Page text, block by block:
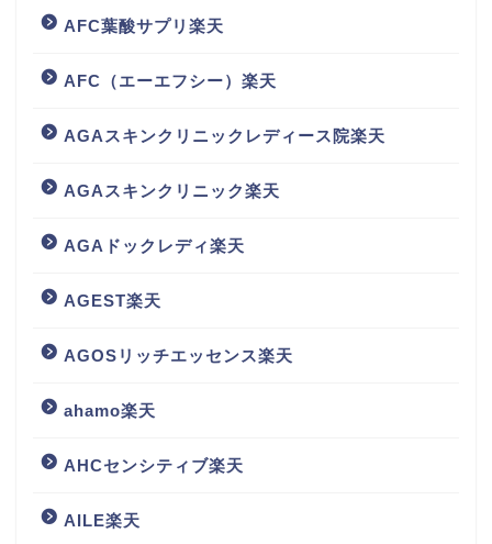
AFC葉酸サプリ楽天
AFC（エーエフシー）楽天
AGAスキンクリニックレディース院楽天
AGAスキンクリニック楽天
AGAドックレディ楽天
AGEST楽天
AGOSリッチエッセンス楽天
ahamo楽天
AHCセンシティブ楽天
AILE楽天